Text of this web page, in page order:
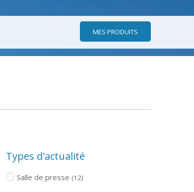
MES PRODUITS
Types d'actualité
Salle de presse (12)